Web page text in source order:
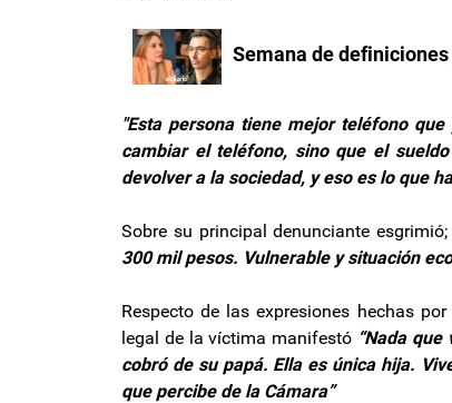
Semana de
"Esta persona tiene mejor teléfono
cambiar el teléfono, sino que el
devolver a la sociedad, y eso es lo que
Sobre su principal denunciante esgrimió;
300 mil pesos. Vulnerable y situación
Respecto de las expresiones hechas
legal de la víctima manifestó “Nada
cobró de su papá. Ella es única hija.
que percibe de la Cámara”